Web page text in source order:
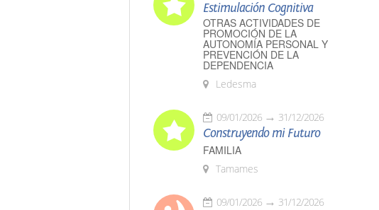
Estimulación Cognitiva
OTRAS ACTIVIDADES DE
PROMOCIÓN DE LA
AUTONOMÍA PERSONAL Y
PREVENCIÓN DE LA
DEPENDENCIA
Ledesma
09/01/2026 31/12/2026
Construyendo mi Futuro
FAMILIA
Tamames
09/01/2026 31/12/2026